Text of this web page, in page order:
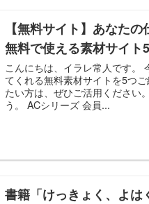
【無料サイト】あなた
無料で使える素材サイト
こんにちは、イラレ常人です。
てくれる無料素材サイトを5つ
たい方は、ぜひご活用ください
う。 ACシリーズ 会員...
書籍「けっきょく、よは